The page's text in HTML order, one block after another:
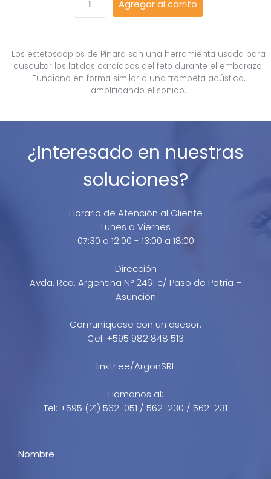
PINARD
BSZ-
01-
111
cantidad
Agregar al carrito
Los estetoscopios de Pinard son una herramienta usada para
auscultar los latidos cardíacos del feto durante el embarazo.
Funciona en forma similar a una trompeta acústica,
amplificando el sonido.
¿Interesado en nuestras
soluciones?
Horario de Atención al Cliente
Lunes a Viernes
07:30 a 12:00 - 13:00 a 18:00
Dirección
Avda. Rca. Argentina N° 2461 c/ Paso de Patria –
Asunción
Comuníquese con un asesor:
Cel: +595 982 848 513
linktr.ee/ArgonSRL
Llamanos al:
Tel: +595 (21) 562-051 / 562-230 / 562-231